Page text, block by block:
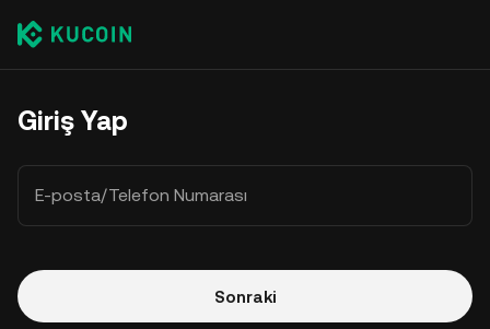
Giriş Yap
E-posta/Telefon Numarası
Sonraki